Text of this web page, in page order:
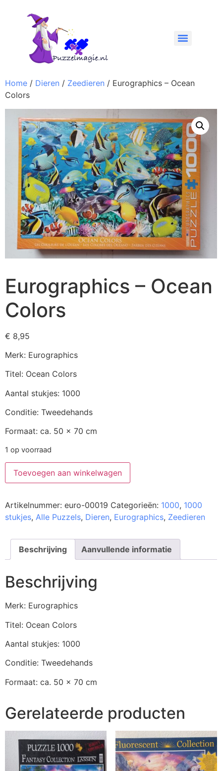
Home / Dieren / Zeedieren / Eurographics – Ocean
Colors
Eurographics – Ocean
Colors
€ 8,95
Merk: Eurographics
Titel: Ocean Colors
Aantal stukjes: 1000
Conditie: Tweedehands
Formaat: ca. 50 x 70 cm
1 op voorraad
Toevoegen aan winkelwagen
Artikelnummer: euro-00019 Categorieën: 1000, 1000
stukjes, Alle Puzzels, Dieren, Eurographics, Zeedieren
Beschrijving Aanvullende informatie
Beschrijving
Merk: Eurographics
Titel: Ocean Colors
Aantal stukjes: 1000
Conditie: Tweedehands
Formaat: ca. 50 x 70 cm
Gerelateerde producten